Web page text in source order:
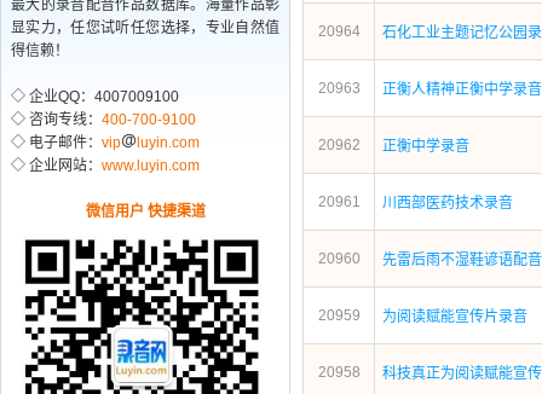
最大的录音配音作品数据库。海量作品彰
显实力，任您试听任您选择，专业自然值
得信赖！
◇ 企业QQ：4007009100
◇ 咨询专线： 400-700-9100
◇ 电子邮件： vip
luyin.com
◇ 企业网站： www.luyin.com
微信用户 快捷渠道
20964 石化工业主题记忆公园
20963 正衡人精神正衡中学录音
20962 正衡中学录音
20961 川西部医药技术录音
20960 先雷后雨不湿鞋谚语配
20959 为阅读赋能宣传片录音
20958 科技真正为阅读赋能宣